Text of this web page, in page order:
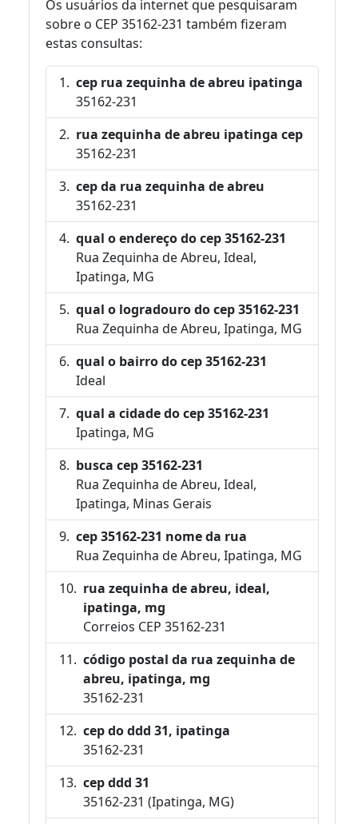
Os usuários da internet que pesquisaram
sobre o CEP 35162-231 também fizeram
estas consultas:
cep rua zequinha de abreu ipatinga
35162-231
rua zequinha de abreu ipatinga cep
35162-231
cep da rua zequinha de abreu
35162-231
qual o endereço do cep 35162-231
Rua Zequinha de Abreu, Ideal,
Ipatinga, MG
qual o logradouro do cep 35162-231
Rua Zequinha de Abreu, Ipatinga, MG
qual o bairro do cep 35162-231
Ideal
qual a cidade do cep 35162-231
Ipatinga, MG
busca cep 35162-231
Rua Zequinha de Abreu, Ideal,
Ipatinga, Minas Gerais
cep 35162-231 nome da rua
Rua Zequinha de Abreu, Ipatinga, MG
rua zequinha de abreu, ideal,
ipatinga, mg
Correios CEP 35162-231
código postal da rua zequinha de
abreu, ipatinga, mg
35162-231
cep do ddd 31, ipatinga
35162-231
cep ddd 31
35162-231 (Ipatinga, MG)